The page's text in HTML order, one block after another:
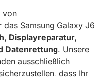
von
das Samsung Galaxy J6
Displayreparatur,
Datenrettung. Unsere
ausschließlich
dass Ihr